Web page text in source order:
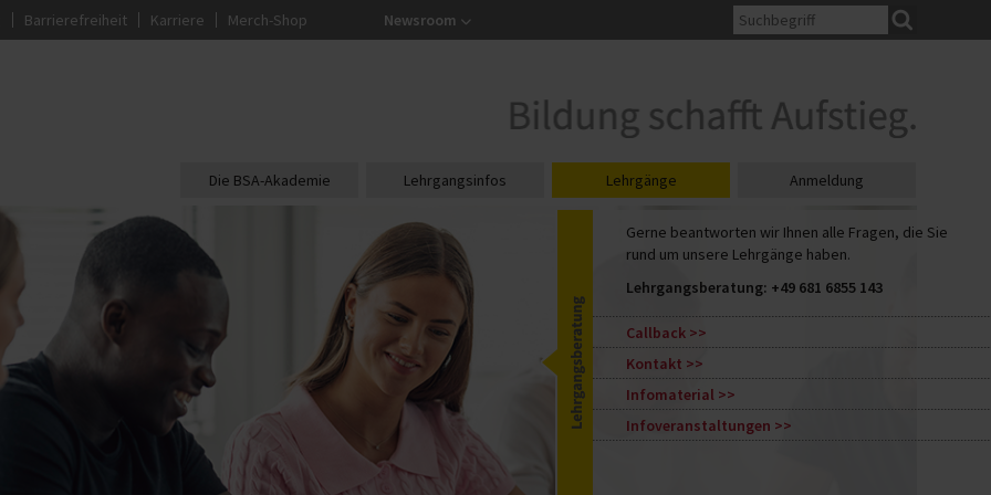
Gerne beantworten wir Ihnen alle Fragen, die Sie
rund um unsere Lehrgänge haben.
Lehrgangsberatung: +49 681 6855 143
Callback
Kontakt
Infomaterial
Infoveranstaltungen
Barrierefreiheit Karriere Merch-Shop Newsroom
Die BSA-Akademie Lehrgangsinfos Lehrgänge Anmeldung